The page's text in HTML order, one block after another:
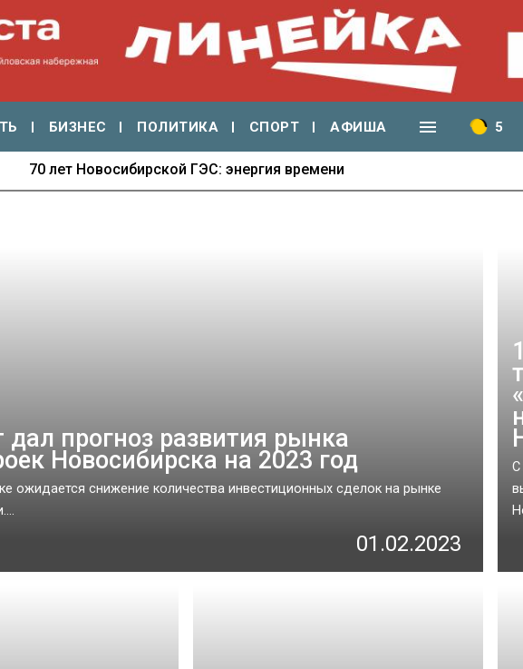
БИЗНЕС ПОЛИТИКА СПОРТ АФИША 5
70 лет Новосибирской ГЭС: энергия времени
дал прогноз развития рынка
Новосибирска на 2023 год
ожидается снижение количества инвестиционных сделок на рынке
01.02.2023
С